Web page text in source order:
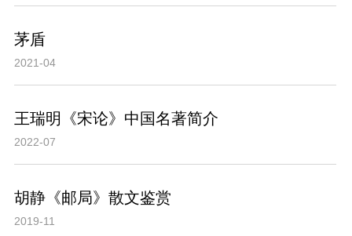
茅盾
2021-04
王瑞明《宋论》中国名著简介
2022-07
胡静《邮局》散文鉴赏
2019-11